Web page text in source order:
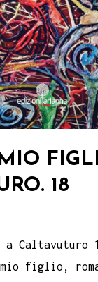
18
Caltavuturo
figlio,